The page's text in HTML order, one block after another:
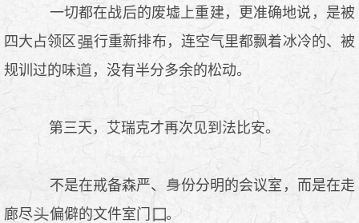
一切都在战后的废墟上重建，更准确地说，是被
四大占领区
行重新排布，连空气里都飘着冰冷的、被
规训过的味
，没有半分多余的松动。
第三天，艾瑞克才再次见到法比安。
不是在戒备森严、
份分明的会议室，而是在走
廊尽
偏僻的文件室门 。